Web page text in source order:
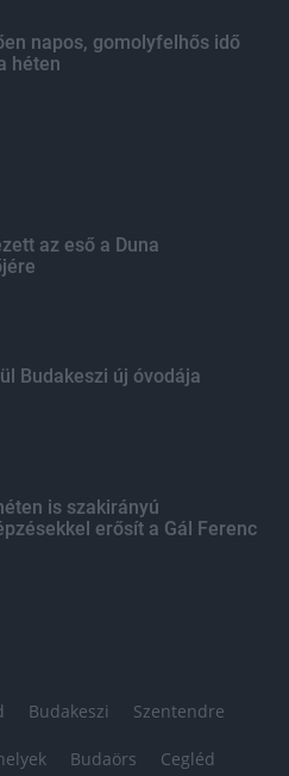
napos, gomolyfelhős idő
héten
az eső a Duna
Budakeszi új óvodája
is szakirányú
erősít a Gál Ferenc
Budakeszi Szentendre
Budaörs Cegléd